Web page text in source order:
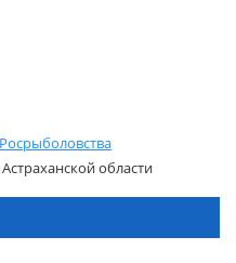
области